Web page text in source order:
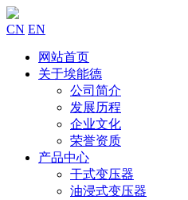
CN EN
网站首页
关于埃能德
公司简介
发展历程
企业文化
荣誉资质
产品中心
干式变压器
油浸式变压器